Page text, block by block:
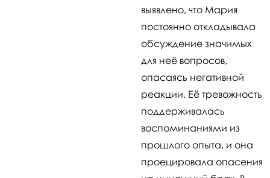
выявлено, что Мария
постоянно откладывала
обсуждение значимых
для неё вопросов,
опасаясь негативной
реакции. Её тревожность
поддерживалась
воспоминаниями из
прошлого опыта, и она
проецировала опасения